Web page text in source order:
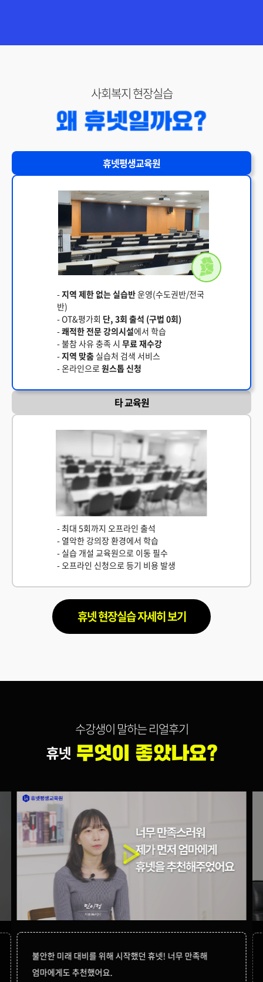
사회복지정책론
150,000원
69,000원
자원봉사론
150,000원
150,000원
다다익선
장애인복지론
150,000원
69,000원
사회복지 현장실습
휴넷평생교육원
-지역 제한 없는 실습반운영(수도권반/전국
반)
- OT&평가회 단, 3회 출석 (구법 0회)
-쾌적한 전문 강의시설에서 학습
- 불참 사유 충족 시무료 재수강
-지역 맞춤 실습처 검색 서비스
- 온라인으로원스톱 신청
타 교육원
- 최대 5회까지 오프라인 출석
- 열악한 강의장 환경에서 학습
- 실습 개설 교육원으로 이동 필수
- 오프라인 신청으로 등기 비용 발생
휴넷 현장실습 자세히 보기
수강생이 말하는 리얼후기
불안한 미래 대비를 위해 시작했던 휴넷! 너무 만족해
엄마에게도 추천했어요.